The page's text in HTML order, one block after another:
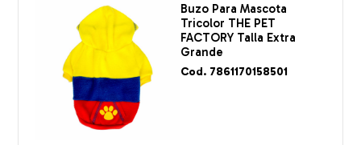
Buzo Para Mascota
Tricolor THE PET
FACTORY Talla Extra
Grande
Cod. 7861170158501